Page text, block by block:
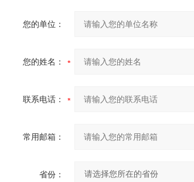
您的单位：
您的姓名：
联系电话：
常用邮箱：
省份：